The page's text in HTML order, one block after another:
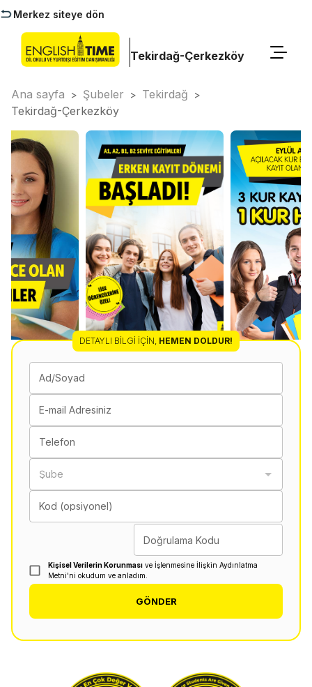
Merkez siteye dön
Tekirdağ-Çerkezköy
Ana sayfa > Şubeler > Tekirdağ >
Tekirdağ-Çerkezköy
DETAYLI BILGI İÇIN, HEMEN DOLDUR!
Ad/Soyad
E-mail Adresiniz
Telefon
Şube
Kod (opsiyonel)
Doğrulama Kodu
Kişisel Verilerin Korunması ve İşlenmesine İlişkin Aydınlatma
Metni'ni okudum ve anladım.
GÖNDER